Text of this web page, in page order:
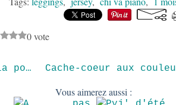
0 vote
il prend la pose
Vous aimerez aussi :